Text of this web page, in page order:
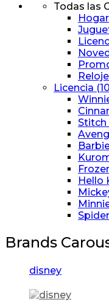
Todas las
Hogar
Licencia
Stitch
Hello
Brands
disney